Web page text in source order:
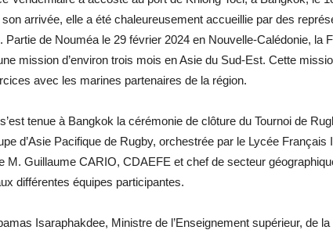
arrivée, elle a été chaleureusement accueillie par des
Partie de Nouméa le 29 février 2024 en Nouvelle-Calédonie, la
mission d’environ trois mois en Asie du Sud-Est. Cette
avec les marines partenaires de la région.
tenue à Bangkok la cérémonie de clôture du Tournoi de
d’Asie Pacifique de Rugby, orchestrée par le Lycée Français
M. Guillaume CARIO, CDAEFE et chef de secteur
différentes équipes participantes.
Isaraphakdee, Ministre de l’Enseignement supérieur, de